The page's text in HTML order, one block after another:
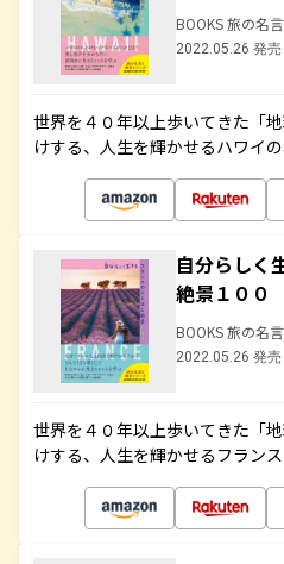
BOOKS 旅の名
2022.05.26 発売
世界を４０年以上歩いてきた「
けする、人生を輝かせるハワイ
自分らしく
絶景１００
BOOKS 旅の名
2022.05.26 発売
世界を４０年以上歩いてきた「
けする、人生を輝かせるフラン